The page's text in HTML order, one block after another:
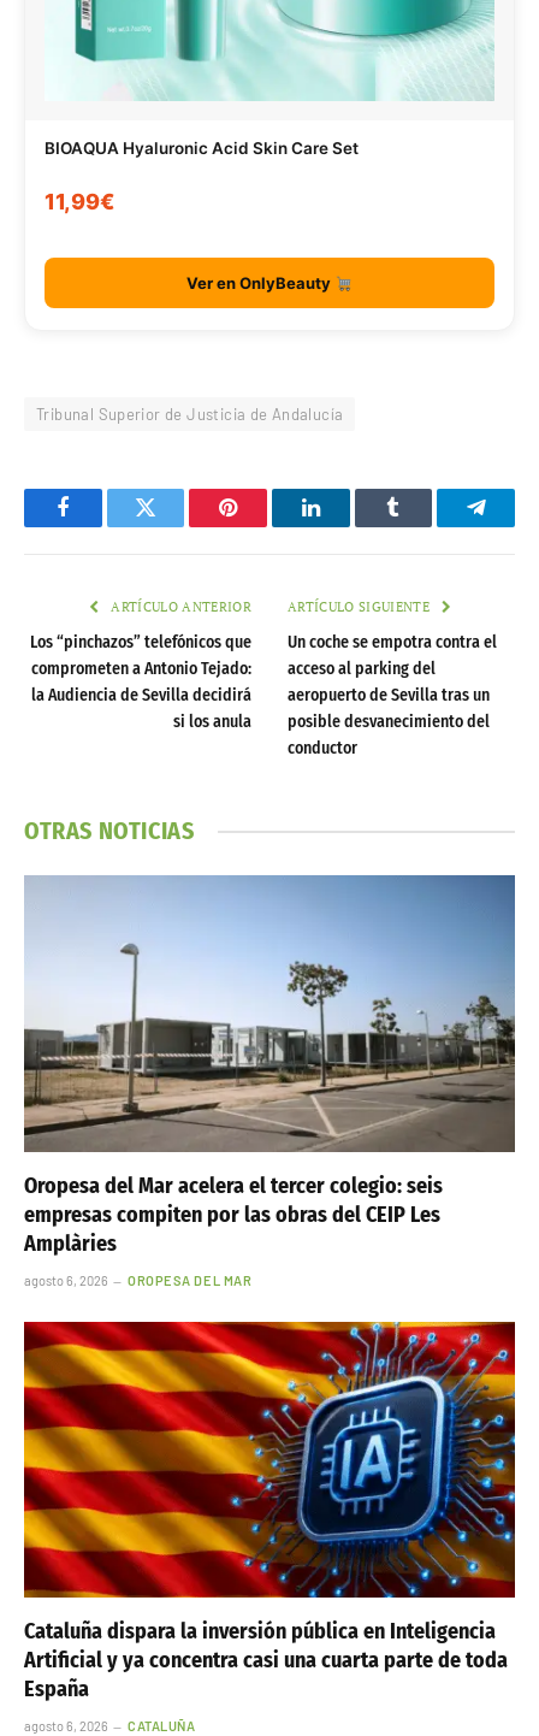
BIOAQUA Hyaluronic Acid Skin Care Set
11,99€
Ver en OnlyBeauty
Tribunal Superior de Justicia de Andalucía
FacebookTwitter Pinterest LinkedInTumblr
ARTÍCULO ANTERIOR
Los “pinchazos” telefónicos que
comprometen a Antonio Tejado:
la Audiencia de Sevilla decidirá
si los anula
ARTÍCULO SIGUIENTE
Un coche se empotra contra el
acceso al parking del
aeropuerto de Sevilla tras un
posible desvanecimiento del
conductor
OTRAS NOTICIAS
Oropesa del Mar acelera el tercer colegio: seis
empresas compiten por las obras del CEIP Les
Amplàries
agosto 6, 2026 OROPESA DEL MAR
Cataluña dispara la inversión pública en Inteligencia
Artificial y ya concentra casi una cuarta parte de toda
España
agosto 6, 2026 CATALUÑA